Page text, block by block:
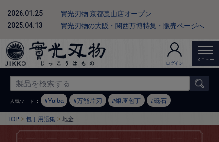
2026.01.25 實光刃物 京都嵐山店オープン
2025.04.13 實光刃物の大阪・関西万博特集・販売ページへ
ログイン
メニュー
人気ワード ： Yaiba 万能片刃 銀座包丁 砥石
TOP 包丁用語集 地金